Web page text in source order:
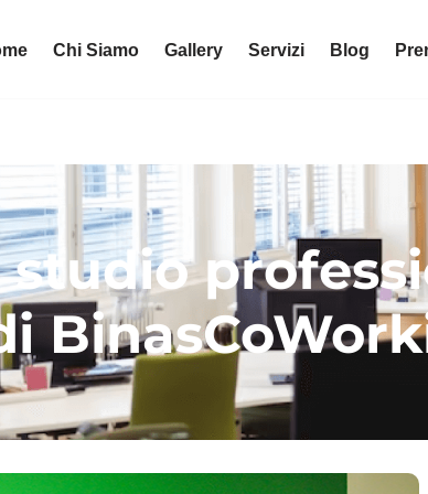
Chi Siamo Gallery Servizi Blog
studio